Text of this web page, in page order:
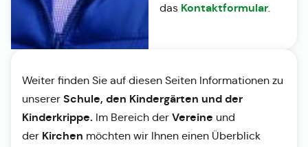
das Kontaktformular.
Weiter finden Sie auf diesen Seiten Informationen zu
unserer Schule, den Kindergärten und der
Kinderkrippe. Im Bereich der Vereine und
der Kirchen möchten wir Ihnen einen Überblick